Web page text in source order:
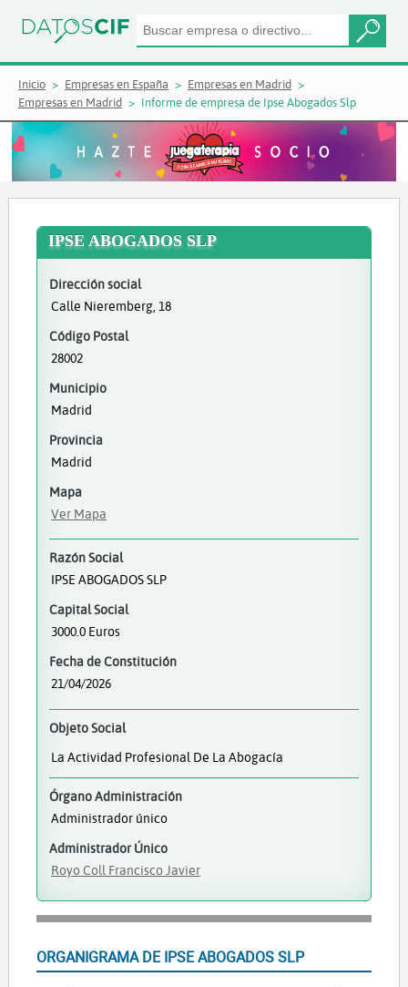
Inicio Empresas en España
Empresas en Madrid
Empresas en Madrid
Informe de empresa de Ipse Abogados Slp
IPSE ABOGADOS SLP
Dirección social
Calle Nieremberg, 18
Código Postal
28002
Municipio
Madrid
Provincia
Madrid
Mapa
Ver Mapa
Razón Social
IPSE ABOGADOS SLP
Capital Social
3000.0 Euros
Fecha de Constitución
21/04/2026
Objeto Social
La Actividad Profesional De La Abogacía
Órgano Administración
Administrador único
Administrador Único
Royo Coll Francisco Javier
ORGANIGRAMA DE IPSE ABOGADOS SLP